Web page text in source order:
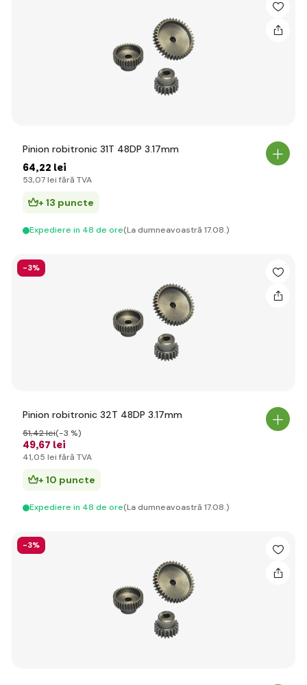
Pinion robitronic 31T 48DP 3.17mm
64,22 lei
53,07 lei fără TVA
+ 13 puncte
Expediere in 48 de ore(La dumneavoastră 17.08.)
-3%
Pinion robitronic 32T 48DP 3.17mm
49,67 lei
51,42 lei(-3 %)
41,05 lei fără TVA
+ 10 puncte
Expediere in 48 de ore(La dumneavoastră 17.08.)
-3%